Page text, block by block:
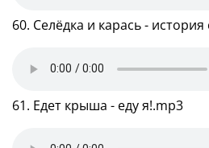
60. Селёдка и карась -
61. Едет крыша - еду я!.mp3